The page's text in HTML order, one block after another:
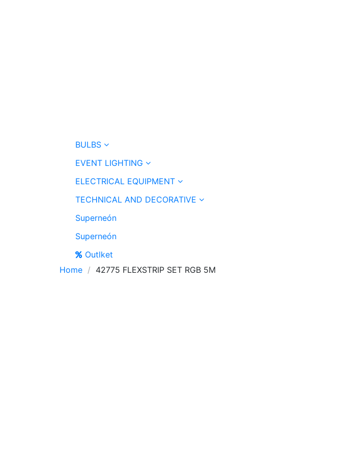
BULBS
EVENT LIGHTING
ELECTRICAL EQUIPMENT
TECHNICAL AND DECORATIVE
Superneón
Superneón
Outlket
Home
42775 FLEXSTRIP SET RGB 5M